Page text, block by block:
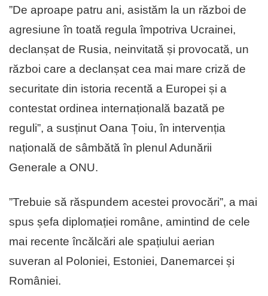
”De aproape patru ani, asistăm la un război de
agresiune în toată regula împotriva Ucrainei,
declanșat de Rusia, neinvitată și provocată, un
război care a declanșat cea mai mare criză de
securitate din istoria recentă a Europei și a
contestat ordinea internațională bazată pe
reguli”, a susținut Oana Țoiu, în intervenția
națională de sâmbătă în plenul Adunării
Generale a ONU.
”Trebuie să răspundem acestei provocări”, a mai
spus șefa diplomației române, amintind de cele
mai recente încălcări ale spațiului aerian
suveran al Poloniei, Estoniei, Danemarcei și
României.